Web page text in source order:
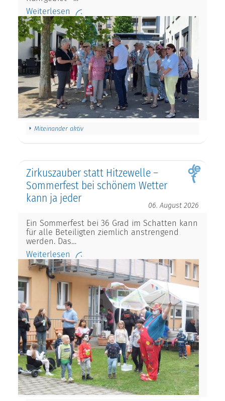
Weiterlesen
Miteinander aktiv
Zirkuszauber statt Hitzewelle –
Sommerfest bei schönem Wetter
kann ja jeder
06. August 2026
Ein Sommerfest bei 36 Grad im Schatten kann
für alle Beteiligten ziemlich anstrengend
werden. Das…
Weiterlesen